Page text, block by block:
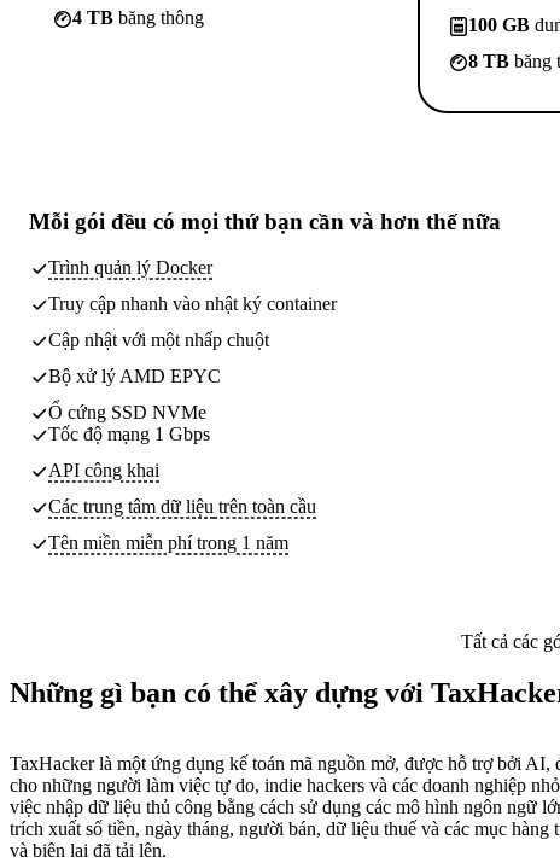
4 TB băng thông
100 GB
8 TB băng
Mỗi gói đều có mọi thứ bạn cần và hơn thế nữa
Trình quản lý Docker
Truy cập nhanh vào nhật ký container
Cập nhật với một nhấp chuột
Bộ xử lý AMD EPYC
Ổ cứng SSD NVMe
Tốc độ mạng 1 Gbps
API công khai
Các trung tâm dữ liệu trên toàn cầu
Tên miền miễn phí trong 1 năm
Tất cả các
Những gì bạn có thể xây dựng với
TaxHacker là một ứng dụng kế toán mã nguồn mở, được hỗ trợ bởi AI,
cho những người làm việc tự do, indie hackers và các doanh nghiệp
việc nhập dữ liệu thủ công bằng cách sử dụng các mô hình ngôn ngữ
trích xuất số tiền, ngày tháng, người bán, dữ liệu thuế và các mục hàng
và biên lai đã tải lên.